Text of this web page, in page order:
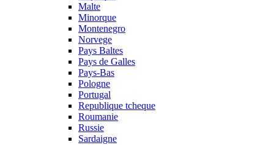
Malte
Minorque
Montenegro
Norvege
Pays Baltes
Pays de Galles
Pays-Bas
Pologne
Portugal
Republique tcheque
Roumanie
Russie
Sardaigne